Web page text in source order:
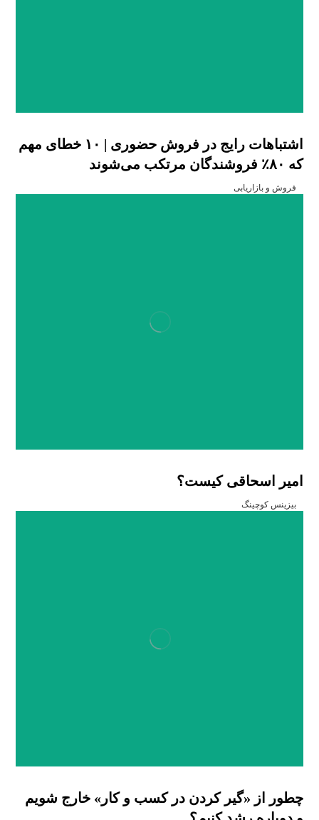
اشتباهات رایج در فروش حضوری | ۱۰ خطای مهم
که ۸۰٪ فروشندگان مرتکب می‌شوند
فروش و بازاریابی
امیر اسحاقی کیست؟
بیزینس کوچینگ
چطور از «گیر کردن در کسب و کار» خارج شویم